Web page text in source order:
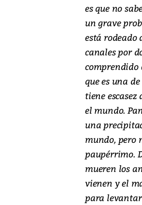
es que no
un grave
está rodeado
canales por
que es una
tiene
el mundo.
una
mundo, pero
paupérrimo.
mueren los
vienen y el
para